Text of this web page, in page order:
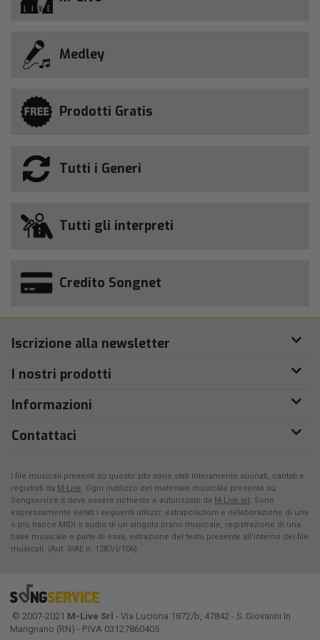
Medley
Prodotti Gratis
Tutti i Generi
Tutti gli interpreti
Credito Songnet
Iscrizione alla newsletter
I nostri prodotti
Informazioni
Contattaci
I file musicali presenti su questo sito sono stati interamente suonati, cantati e
registrati da M-Live. Ogni riutilizzo del materiale musicale presente su
Songservice.it deve essere richiesto e autorizzato da M-Live srl. Sono
espressamente vietati i seguenti utilizzi: estrapolazioni e rielaborazione di una
o più tracce MIDI o audio di un singolo brano musicale, registrazione di una
base musicale o parte di essa, estrazione del testo presente all'interno dei file
musicali. (Aut. SIAE n. 1287/I/106)
© 2007-2021 M-Live Srl - Via Luciona 1872/b, 47842 - S. Giovanni In
Marignano (RN) - P.IVA 03127860405